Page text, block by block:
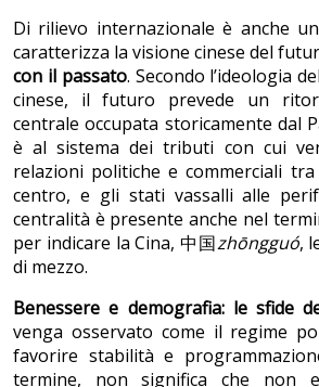
Di rilievo internazionale è anche
caratterizza la visione cinese del
con il passato. Secondo l’ideologia
cinese, il futuro prevede un
centrale occupata storicamente dal
è al sistema dei tributi con cui
relazioni politiche e commerciali tra
centro, e gli stati vassalli alle
centralità è presente anche nel
per indicare la Cina, 中国zhōngguó,
di mezzo.
Benessere e demografia: le sfide
venga osservato come il regime
favorire stabilità e
termine, non significa che non